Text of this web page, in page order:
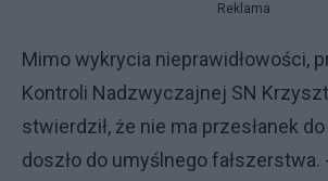
Reklama
Mimo wykrycia nieprawidłowości,
Kontroli Nadzwyczajnej SN
stwierdził, że nie ma przesłanek
doszło do umyślnego fałszerstwa.